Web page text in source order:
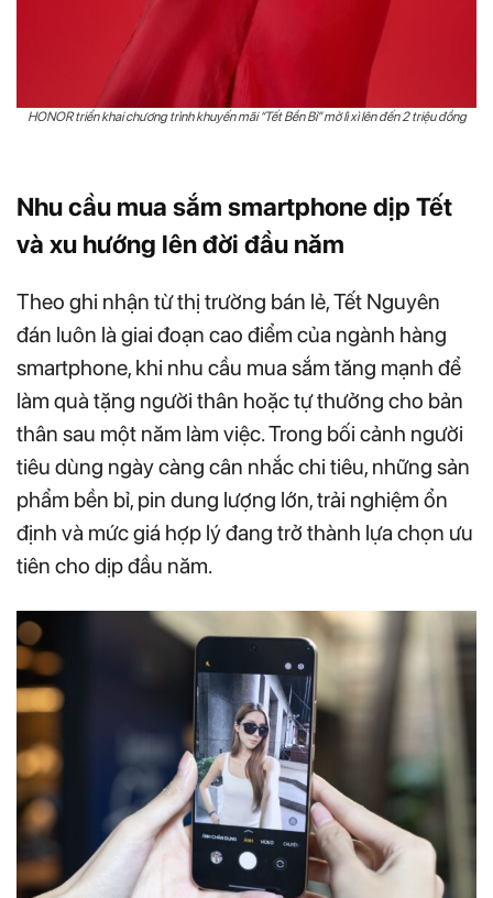
HONOR triển khai chương trình khuyến mãi “Tết Bền Bỉ” mở lì xì lên đến 2 triệu đồng
Nhu cầu mua sắm smartphone dịp Tết
và xu hướng lên đời đầu năm
Theo ghi nhận từ thị trường bán lẻ, Tết Nguyên
đán luôn là giai đoạn cao điểm của ngành hàng
smartphone, khi nhu cầu mua sắm tăng mạnh để
làm quà tặng người thân hoặc tự thưởng cho bản
thân sau một năm làm việc. Trong bối cảnh người
tiêu dùng ngày càng cân nhắc chi tiêu, những sản
phẩm bền bỉ, pin dung lượng lớn, trải nghiệm ổn
định và mức giá hợp lý đang trở thành lựa chọn ưu
tiên cho dịp đầu năm.